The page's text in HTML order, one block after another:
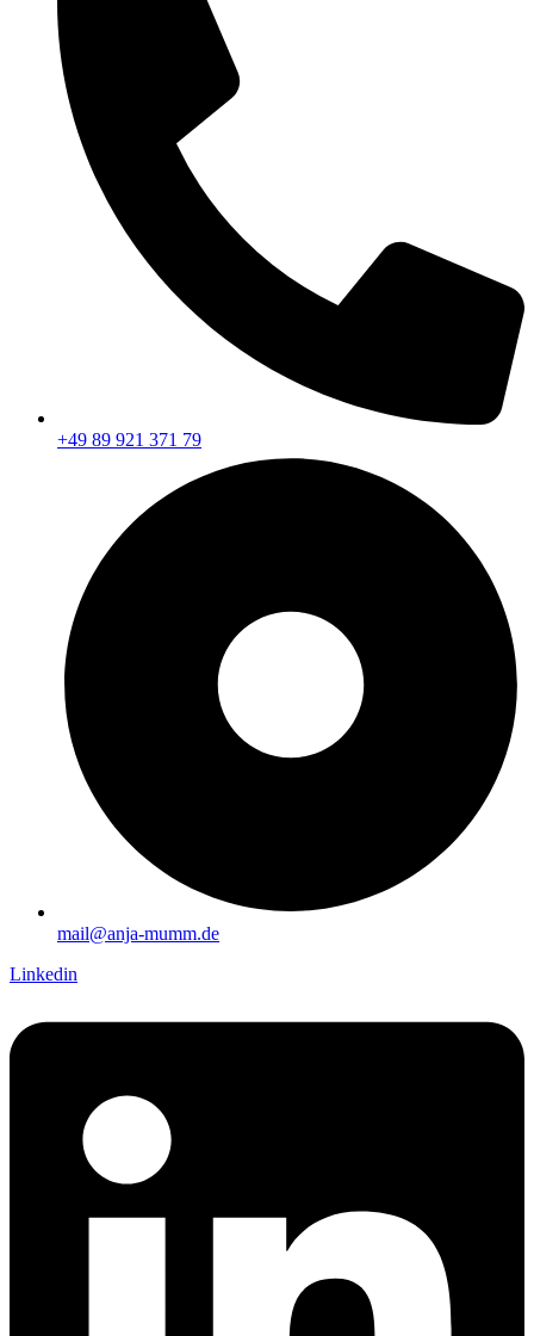
+49 89 921 371 79
mail@anja-mumm.de
Linkedin